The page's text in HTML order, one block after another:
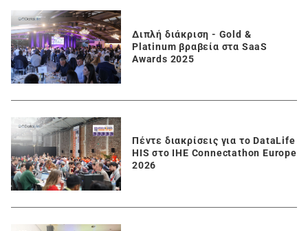
Διπλή διάκριση - Gold &
Platinum βραβεία στα SaaS
Awards 2025
Πέντε διακρίσεις για το DataLife
HIS στο IHE Connectathon Europe
2026